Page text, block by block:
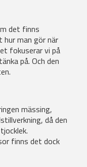
det finns
hur man gör när
fokuserar vi på
på. Och den
mässing,
då den
finns det dock